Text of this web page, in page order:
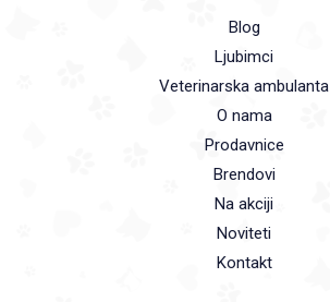
Blog
Ljubimci
Veterinarska ambulanta
O nama
Prodavnice
Brendovi
Na akciji
Noviteti
Kontakt